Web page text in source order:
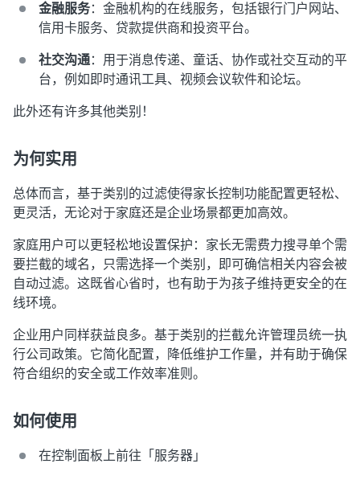
金融服务：金融机构的在线服务，包括银行门户网站、
信用卡服务、贷款提供商和投资平台。
社交沟通：用于消息传递、童话、协作或社交互动的平
台，例如即时通讯工具、视频会议软件和论坛。
此外还有许多其他类别！
为何实用
总体而言，基于类别的过滤使得家长控制功能配置更轻松、
更灵活，无论对于家庭还是企业场景都更加高效。
家庭用户可以更轻松地设置保护：家长无需费力搜寻单个需
要拦截的域名，只需选择一个类别，即可确信相关内容会被
自动过滤。这既省心省时，也有助于为孩子维持更安全的在
线环境。
企业用户同样获益良多。基于类别的拦截允许管理员统一执
行公司政策。它简化配置，降低维护工作量，并有助于确保
符合组织的安全或工作效率准则。
如何使用
在控制面板上前往「 服务器 」